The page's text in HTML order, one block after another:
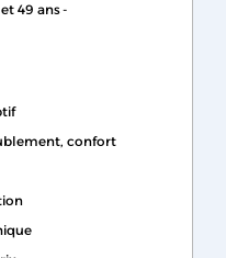
49 ans
confort